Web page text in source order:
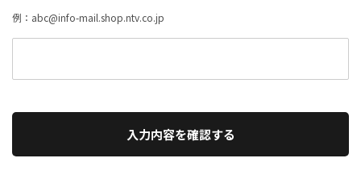
例：abc@info-mail.shop.ntv.co.jp
入力内容を確認する